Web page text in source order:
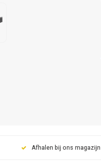
Afhalen bij ons magazijn